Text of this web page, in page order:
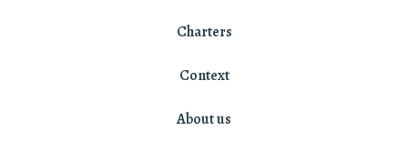
Charters
Context
About us